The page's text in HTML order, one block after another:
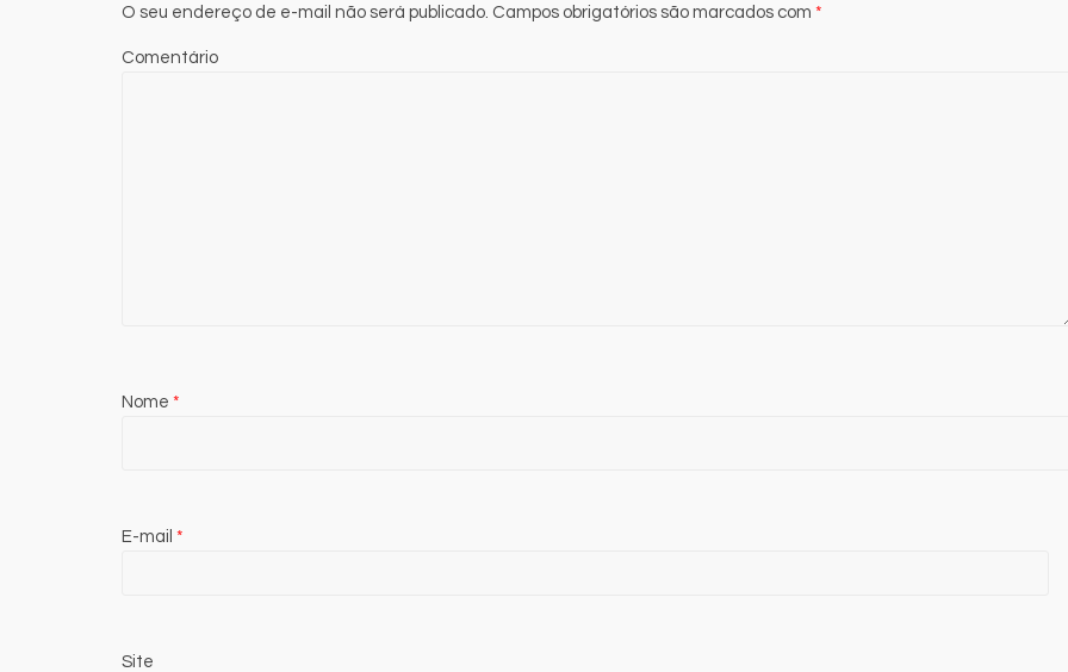
O seu endereço de e-mail não será publicado. Campos obrigatórios são marcados com *
Comentário
Nome *
E-mail *
Site
6 de agosto de 2026